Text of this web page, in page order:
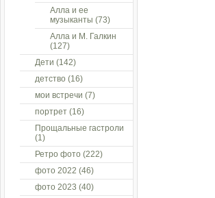
Алла и ее
музыканты (73)
Алла и М. Галкин
(127)
Дети (142)
детство (16)
мои встречи (7)
портрет (16)
Прощальные гастроли
(1)
Ретро фото (222)
фото 2022 (46)
фото 2023 (40)